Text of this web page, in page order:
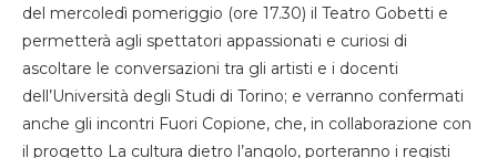
del mercoledì pomeriggio (ore 17.30) il Teatro Gobetti e
permetterà agli spettatori appassionati e curiosi di
ascoltare le conversazioni tra gli artisti e i docenti
dell’Università degli Studi di Torino; e verranno confermati
anche gli incontri Fuori Copione, che, in collaborazione con
il progetto La cultura dietro l’angolo, porteranno i registi